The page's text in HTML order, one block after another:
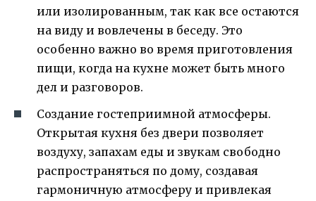
или изолированным, так как все остаются
на виду и вовлечены в беседу. Это
особенно важно во время приготовления
пищи, когда на кухне может быть много
дел и разговоров.
Создание гостеприимной атмосферы.
Открытая кухня без двери позволяет
воздуху, запахам еды и звукам свободно
распространяться по дому, создавая
гармоничную атмосферу и привлекая